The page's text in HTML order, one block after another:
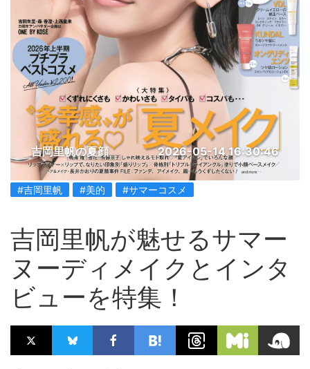
吉岡里帆の夏顔 2026-05-14 16:30:46
#吉岡里帆 #美的 #サマーコスメ
吉岡里帆が魅せるサマー
ヌーディメイクとインタ
ビューを特集！